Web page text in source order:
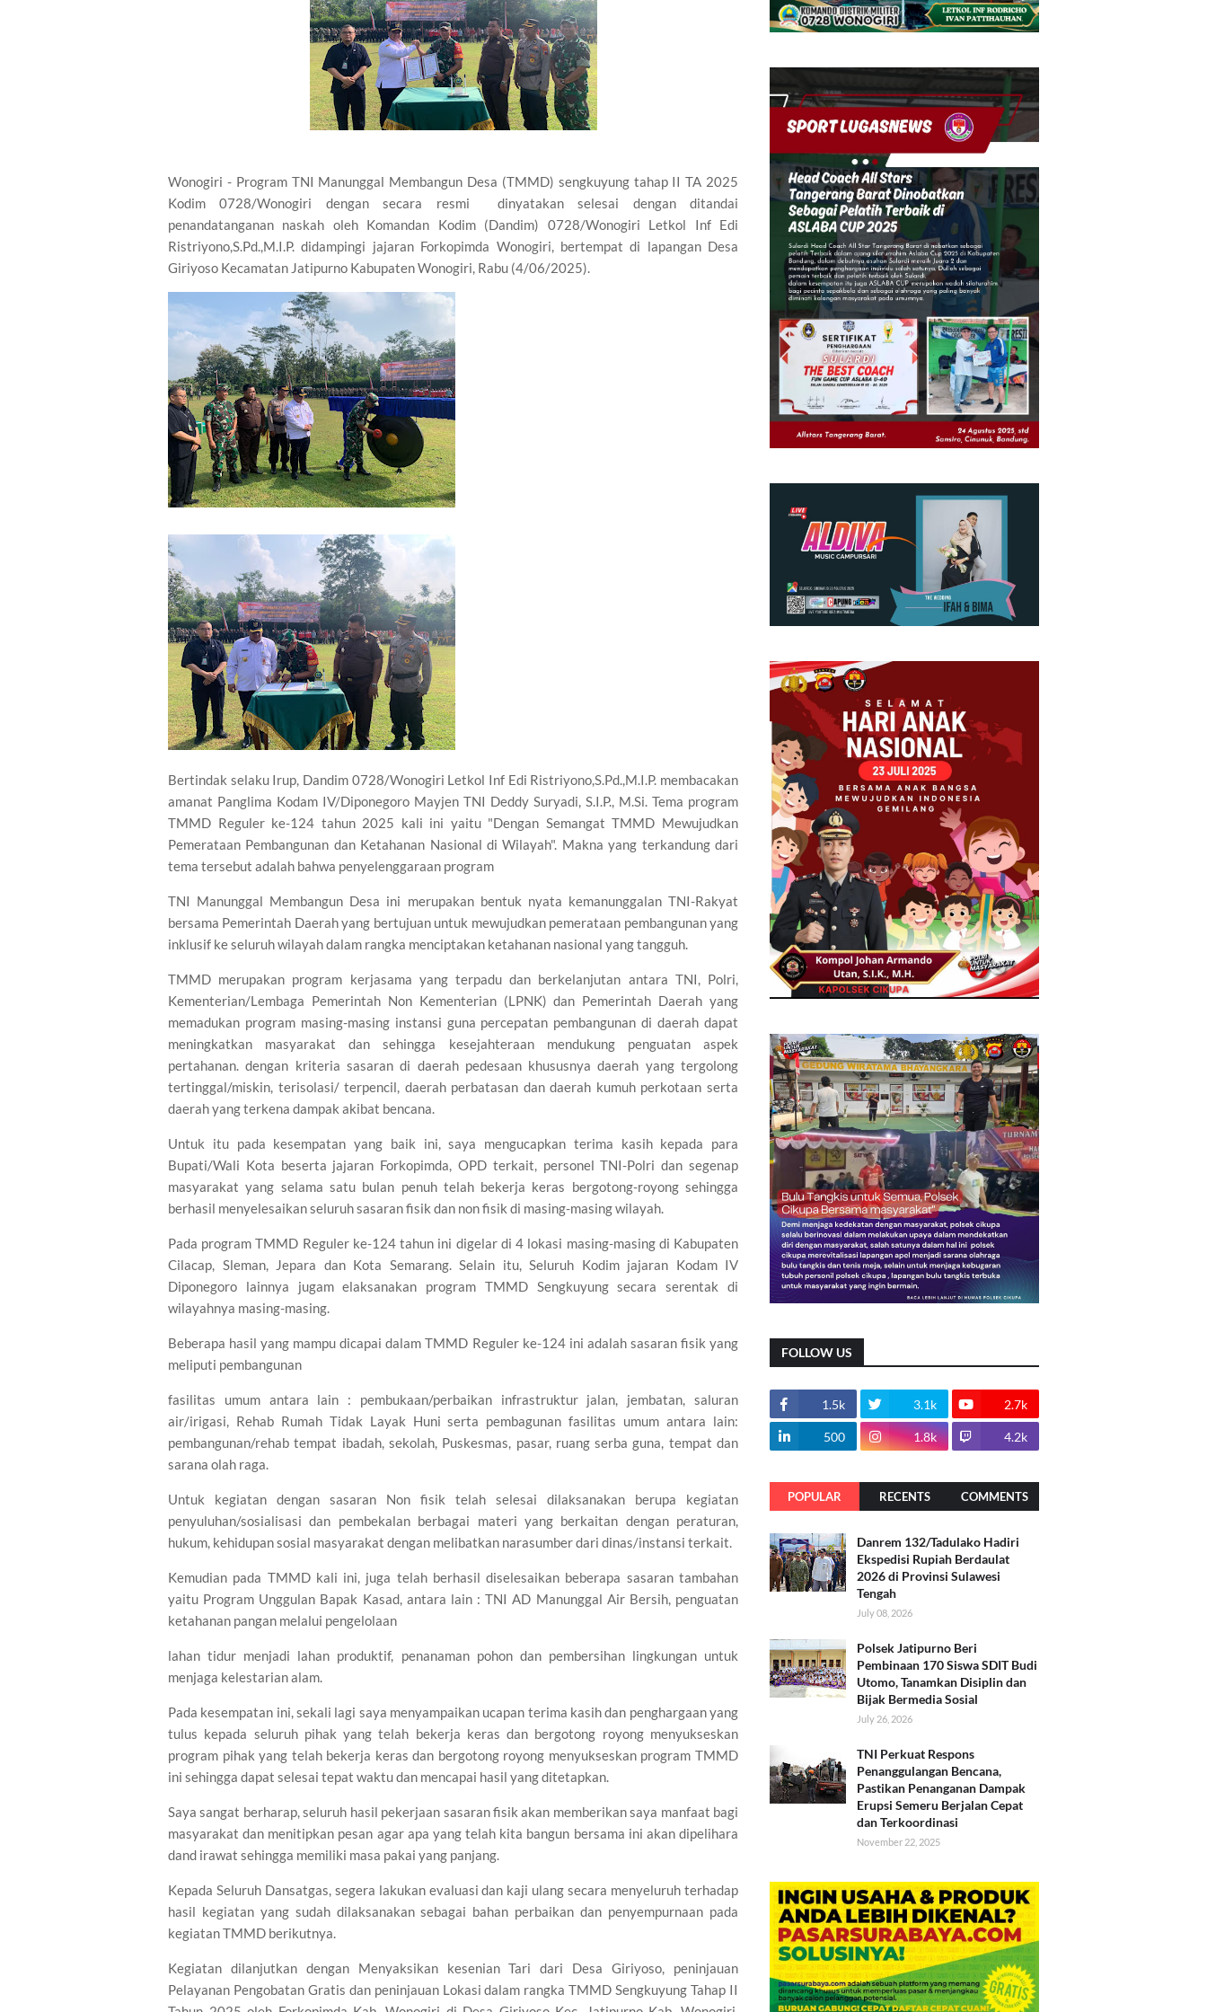
Wonogiri - Program TNI Manunggal Membangun Desa (TMMD) sengkuyung tahap II TA 2025
Kodim 0728/Wonogiri dengan secara resmi dinyatakan selesai dengan ditandai
penandatanganan naskah oleh Komandan Kodim (Dandim) 0728/Wonogiri Letkol Inf Edi
Ristriyono,S.Pd.,M.I.P. didampingi jajaran Forkopimda Wonogiri, bertempat di lapangan Desa
Giriyoso Kecamatan Jatipurno Kabupaten Wonogiri, Rabu (4/06/2025).
Bertindak selaku Irup, Dandim 0728/Wonogiri Letkol Inf Edi Ristriyono,S.Pd.,M.I.P. membacakan
amanat Panglima Kodam IV/Diponegoro Mayjen TNI Deddy Suryadi, S.I.P., M.Si. Tema program
TMMD Reguler ke-124 tahun 2025 kali ini yaitu "Dengan Semangat TMMD Mewujudkan
Pemerataan Pembangunan dan Ketahanan Nasional di Wilayah". Makna yang terkandung dari
tema tersebut adalah bahwa penyelenggaraan program
TNI Manunggal Membangun Desa ini merupakan bentuk nyata kemanunggalan TNI-Rakyat
bersama Pemerintah Daerah yang bertujuan untuk mewujudkan pemerataan pembangunan yang
inklusif ke seluruh wilayah dalam rangka menciptakan ketahanan nasional yang tangguh.
TMMD merupakan program kerjasama yang terpadu dan berkelanjutan antara TNI, Polri,
Kementerian/Lembaga Pemerintah Non Kementerian (LPNK) dan Pemerintah Daerah yang
memadukan program masing-masing instansi guna percepatan pembangunan di daerah dapat
meningkatkan masyarakat dan sehingga kesejahteraan mendukung penguatan aspek
pertahanan. dengan kriteria sasaran di daerah pedesaan khususnya daerah yang tergolong
tertinggal/miskin, terisolasi/ terpencil, daerah perbatasan dan daerah kumuh perkotaan serta
daerah yang terkena dampak akibat bencana.
Untuk itu pada kesempatan yang baik ini, saya mengucapkan terima kasih kepada para
Bupati/Wali Kota beserta jajaran Forkopimda, OPD terkait, personel TNI-Polri dan segenap
masyarakat yang selama satu bulan penuh telah bekerja keras bergotong-royong sehingga
berhasil menyelesaikan seluruh sasaran fisik dan non fisik di masing-masing wilayah.
Pada program TMMD Reguler ke-124 tahun ini digelar di 4 lokasi masing-masing di Kabupaten
Cilacap, Sleman, Jepara dan Kota Semarang. Selain itu, Seluruh Kodim jajaran Kodam IV
Diponegoro lainnya jugam elaksanakan program TMMD Sengkuyung secara serentak di
wilayahnya masing-masing.
Beberapa hasil yang mampu dicapai dalam TMMD Reguler ke-124 ini adalah sasaran fisik yang
meliputi pembangunan
fasilitas umum antara lain : pembukaan/perbaikan infrastruktur jalan, jembatan, saluran
air/irigasi, Rehab Rumah Tidak Layak Huni serta pembagunan fasilitas umum antara lain:
pembangunan/rehab tempat ibadah, sekolah, Puskesmas, pasar, ruang serba guna, tempat dan
sarana olah raga.
Untuk kegiatan dengan sasaran Non fisik telah selesai dilaksanakan berupa kegiatan
penyuluhan/sosialisasi dan pembekalan berbagai materi yang berkaitan dengan peraturan,
hukum, kehidupan sosial masyarakat dengan melibatkan narasumber dari dinas/instansi terkait.
Kemudian pada TMMD kali ini, juga telah berhasil diselesaikan beberapa sasaran tambahan
yaitu Program Unggulan Bapak Kasad, antara lain : TNI AD Manunggal Air Bersih, penguatan
ketahanan pangan melalui pengelolaan
lahan tidur menjadi lahan produktif, penanaman pohon dan pembersihan lingkungan untuk
menjaga kelestarian alam.
Pada kesempatan ini, sekali lagi saya menyampaikan ucapan terima kasih dan penghargaan yang
tulus kepada seluruh pihak yang telah bekerja keras dan bergotong royong menyukseskan
program pihak yang telah bekerja keras dan bergotong royong menyukseskan program TMMD
ini sehingga dapat selesai tepat waktu dan mencapai hasil yang ditetapkan.
Saya sangat berharap, seluruh hasil pekerjaan sasaran fisik akan memberikan saya manfaat bagi
masyarakat dan menitipkan pesan agar apa yang telah kita bangun bersama ini akan dipelihara
dand irawat sehingga memiliki masa pakai yang panjang.
Kepada Seluruh Dansatgas, segera lakukan evaluasi dan kaji ulang secara menyeluruh terhadap
hasil kegiatan yang sudah dilaksanakan sebagai bahan perbaikan dan penyempurnaan pada
kegiatan TMMD berikutnya.
Kegiatan dilanjutkan dengan Menyaksikan kesenian Tari dari Desa Giriyoso, peninjauan
Pelayanan Pengobatan Gratis dan peninjauan Lokasi dalam rangka TMMD Sengkuyung Tahap II
FOLLOW US
1.5k 3.1k 2.7k
500 1.8k 4.2k
POPULAR RECENTS COMMENTS
Danrem 132/Tadulako Hadiri
Ekspedisi Rupiah Berdaulat
2026 di Provinsi Sulawesi
Tengah
July 08, 2026
Polsek Jatipurno Beri
Pembinaan 170 Siswa SDIT Budi
Utomo, Tanamkan Disiplin dan
Bijak Bermedia Sosial
July 26, 2026
TNI Perkuat Respons
Penanggulangan Bencana,
Pastikan Penanganan Dampak
Erupsi Semeru Berjalan Cepat
dan Terkoordinasi
November 22, 2025